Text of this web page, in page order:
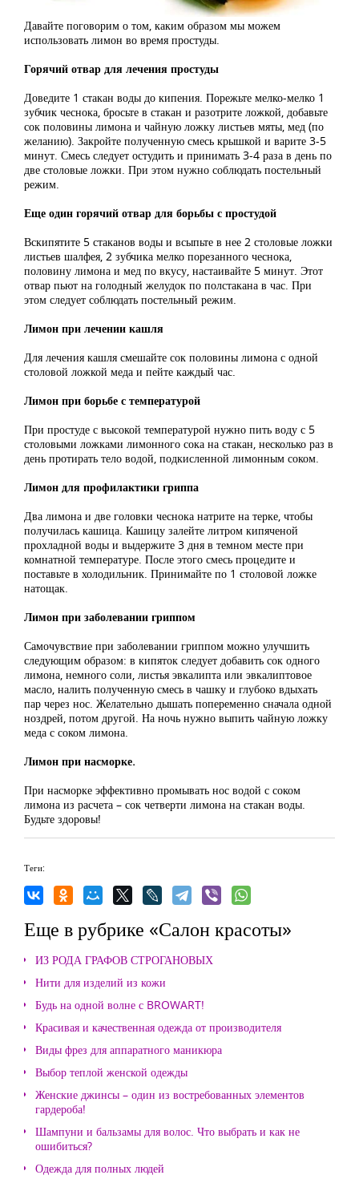
Давайте поговорим о том, каким образом мы можем
использовать лимон во время простуды.
Горячий отвар для лечения простуды
Доведите 1 стакан воды до кипения. Порежьте мелко-мелко 1
зубчик чеснока, бросьте в стакан и разотрите ложкой, добавьте
сок половины лимона и чайную ложку листьев мяты, мед (по
желанию). Закройте полученную смесь крышкой и варите 3-5
минут. Смесь следует остудить и принимать 3-4 раза в день по
две столовые ложки. При этом нужно соблюдать постельный
режим.
Еще один горячий отвар для борьбы с простудой
Вскипятите 5 стаканов воды и всыпьте в нее 2 столовые ложки
листьев шалфея, 2 зубчика мелко порезанного чеснока,
половину лимона и мед по вкусу, настаивайте 5 минут. Этот
отвар пьют на голодный желудок по полстакана в час. При
этом следует соблюдать постельный режим.
Лимон при лечении кашля
Для лечения кашля смешайте сок половины лимона с одной
столовой ложкой меда и пейте каждый час.
Лимон при борьбе с температурой
При простуде с высокой температурой нужно пить воду с 5
столовыми ложками лимонного сока на стакан, несколько раз в
день протирать тело водой, подкисленной лимонным соком.
Лимон для профилактики гриппа
Два лимона и две головки чеснока натрите на терке, чтобы
получилась кашица. Кашицу залейте литром кипяченой
прохладной воды и выдержите 3 дня в темном месте при
комнатной температуре. После этого смесь процедите и
поставьте в холодильник. Принимайте по 1 столовой ложке
натощак.
Лимон при заболевании гриппом
Самочувствие при заболевании гриппом можно улучшить
следующим образом: в кипяток следует добавить сок одного
лимона, немного соли, листья эвкалипта или эвкалиптовое
масло, налить полученную смесь в чашку и глубоко вдыхать
пар через нос. Желательно дышать попеременно сначала одной
ноздрей, потом другой. На ночь нужно выпить чайную ложку
меда с соком лимона.
Лимон при насморке.
При насморке эффективно промывать нос водой с соком
лимона из расчета – сок четверти лимона на стакан воды.
Будьте здоровы!
Теги:
Еще в рубрике «Салон красоты»
ИЗ РОДА ГРАФОВ СТРОГАНОВЫХ
Нити для изделий из кожи
Будь на одной волне с BROWART!
Красивая и качественная одежда от производителя
Виды фрез для аппаратного маникюра
Выбор теплой женской одежды
Женские джинсы – один из востребованных элементов
гардероба!
Шампуни и бальзамы для волос. Что выбрать и как не
ошибиться?
Одежда для полных людей